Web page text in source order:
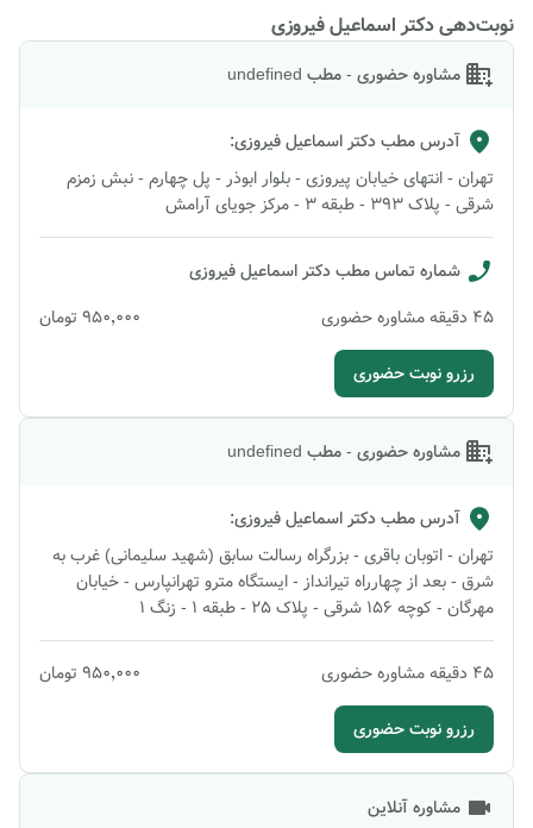
نوبت‌دهی دکتر اسماعیل فیروزی
مشاوره حضوری - مطب undefined
آدرس مطبدکتر اسماعیل فیروزی:
تهران - انتهای خیابان پیروزی - بلوار ابوذر - پل چهارم - نبش زمزم
شرقی - پلاک 393 - طبقه 3 - مرکز جویای آرامش
شماره تماس مطبدکتر اسماعیل فیروزی
45 دقیقهمشاوره حضوری ۹۵۰٬۰۰۰ تومان
رزرو نوبت حضوری
مشاوره حضوری - مطب undefined
آدرس مطبدکتر اسماعیل فیروزی:
تهران - اتوبان باقری - بزرگراه رسالت سابق (شهید سلیمانی) غرب به
شرق - بعد از چهارراه تیرانداز - ایستگاه مترو تهرانپارس - خیابان
مهرگان - کوچه 156 شرقی - پلاک 25 - طبقه 1 - زنگ 1
45 دقیقهمشاوره حضوری ۹۵۰٬۰۰۰ تومان
رزرو نوبت حضوری
مشاوره آنلاین